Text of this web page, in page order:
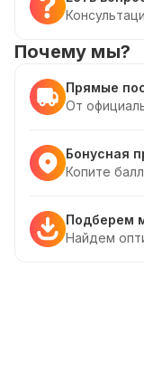
Почему мы?
Прямые
От
Бонусная
Копите
Подберем
Найдем